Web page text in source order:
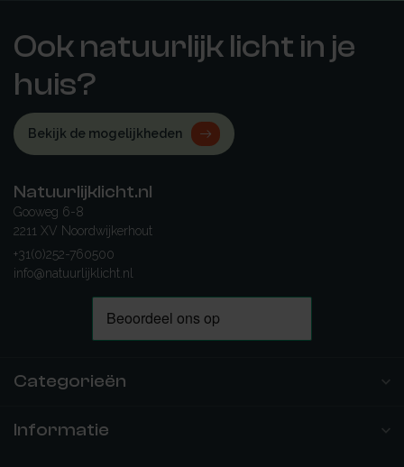
Ook natuurlijk licht in je
huis?
Bekijk de mogelijkheden
Natuurlijklicht.nl
Gooweg 6-8
2211 XV Noordwijkerhout
+31(0)252-760500
info@natuurlijklicht.nl
Categorieën
Informatie